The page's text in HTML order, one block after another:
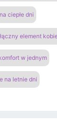
ciepłe dni
element
w jednym
na letnie dni